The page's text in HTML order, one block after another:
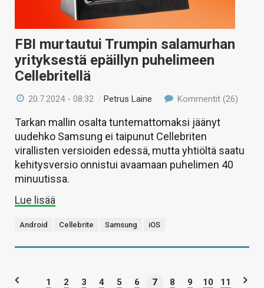
FBI murtautui Trumpin salamurhan
yrityksestä epäillyn puhelimeen
Cellebritellä
20.7.2024 - 08:32 /Petrus Laine Kommentit (26)
Tarkan mallin osalta tuntemattomaksi jäänyt
uudehko Samsung ei taipunut Cellebriten
virallisten versioiden edessä, mutta yhtiöltä saatu
kehitysversio onnistui avaamaan puhelimen 40
minuutissa.
Lue lisää
Android Cellebrite Samsung iOS
1 2 3 4 5 6 7 8 9 10
11